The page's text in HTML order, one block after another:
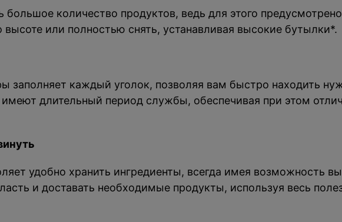
количество продуктов, ведь для этого
или полностью снять, устанавливая высокие бутылки*.
заполняет каждый уголок, позволяя вам быстро находить
длительный период службы, обеспечивая при этом
удобно хранить ингредиенты, всегда имея возможность
и доставать необходимые продукты, используя весь